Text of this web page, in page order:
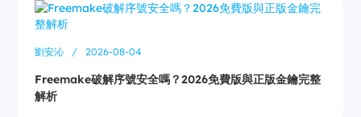
劉安沁 / 2026-08-04
Freemake破解序號安全嗎？2026免費版與正版金鑰完整
解析